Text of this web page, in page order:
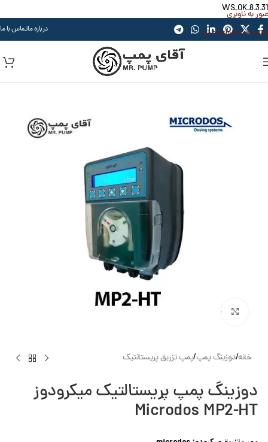
WS_OK_8.3.31
عبور به ناوبری
رفتن به محتوای اصلی
درباره ماتماس با ما
بزرگنمایی تصویر
خانه/دوزینگ پمپ/پمپ تزریق پریستالتیک
دوزینگ پمپ پریستالتیک میکرودوز
Microdos MP2-HT